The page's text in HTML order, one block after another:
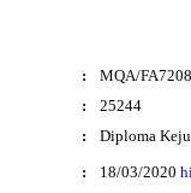
:
MQA/FA7208
:
25244
:
Diploma
: 18/03/2020